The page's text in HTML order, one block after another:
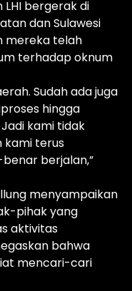
LHI bergerak di
dan Sulawesi
mereka telah
terhadap oknum
Sudah ada juga
hingga
kami tidak
kami terus
berjalan,”
menyampaikan
pihak yang
aktivitas
bahwa
mencari-cari